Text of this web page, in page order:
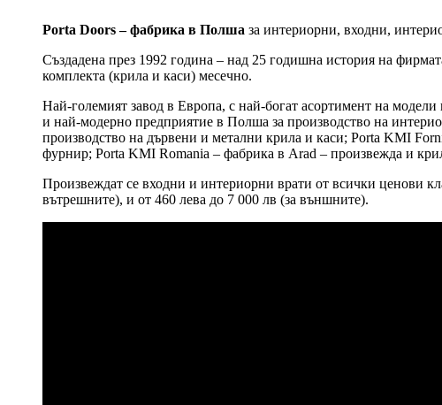
Porta Doors – фабрика в Полша за интериорни, входни,
Създадена през 1992 година – над 25 годишна история на
комплекта (крила и каси) месечно.
Най-големият завод в Европа, с най-богат асортимент на
и най-модерно предприятие в Полша за производство на
производство на дървени и метални крила и каси; Porta KMI
фурнир; Porta KMI Romania – фабрика в Arad – произвежда и
Произвеждат се входни и интериорни врати от всички ценови
вътрешните), и от 460 лева до 7 000 лв (за външните).